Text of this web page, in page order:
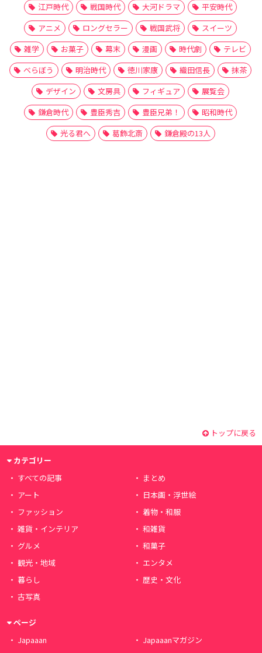
江戸時代 戦国時代 大河ドラマ
平安時代
アニメ
ロングセラー 戦国武将
スイーツ
雑学
お菓子 幕末 漫画 時代劇
テレビ
べらぼう
明治時代 徳川家康 織田信長
抹茶
デザイン
文房具 フィギュア
展覧会
鎌倉時代
豊臣秀吉 豊臣兄弟！
昭和時代
光る君へ
葛飾北斎 鎌倉殿の13人
トップに戻る
カテゴリー
すべての記事
まとめ
アート
日本画・浮世絵
ファッション
着物・和服
雑貨・インテリア
和雑貨
グルメ
和菓子
観光・地域
エンタメ
暮らし
歴史・文化
古写真
ページ
Japaaan
Japaaanマガジン